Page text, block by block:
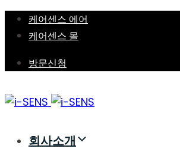
Skip
links
Skip
navigation
to
케어센스 에어
케어센스 몰
방문신청
회사소개